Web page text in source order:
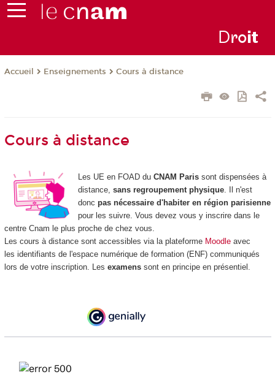
Droit
Accueil Enseignements Cours à distance
Cours à distance
Les UE en FOADdu CNAM Paris sont dispensées à
distance, sans regroupement physique. Il n'est
donc pas nécessaire d'habiter en région parisienne
pour les suivre. Vous devez vous y inscrire dans le
centre Cnam le plus proche de chez vous.
Les cours à distance sont accessibles via la plateforme Moodleavec
les identifiants de l'espace numérique de formation (ENF) communiqués
lors de votre inscription. Les examenssont en principe en présentiel.